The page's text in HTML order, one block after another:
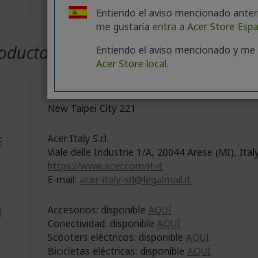
Dimensiones de la base 233,7 x 233,7 mm
Dimensiones de la caja 430 x 266 x 113 mm
8F, No. 88, Section 1, Xin Tai 5th Road, Xizhi
New Taipei City 221
Acer Italy S.r.l.
Viale delle Industrie 1/A, 20044 Arese (MI),
https://www.acer.com/it-it
E-mail: acer-italy-srl@legalmail.it
Accesorios: disponible AQUÍ
Conectividad: disponible AQUÍ
Scooters eléctricos: disponible AQUÍ
Bicicletas eléctricas: disponible AQUÍ
Entiendo el aviso mencionado
me gustaría entra a Acer Store
Entiendo el aviso mencionado y
Acer Store local.